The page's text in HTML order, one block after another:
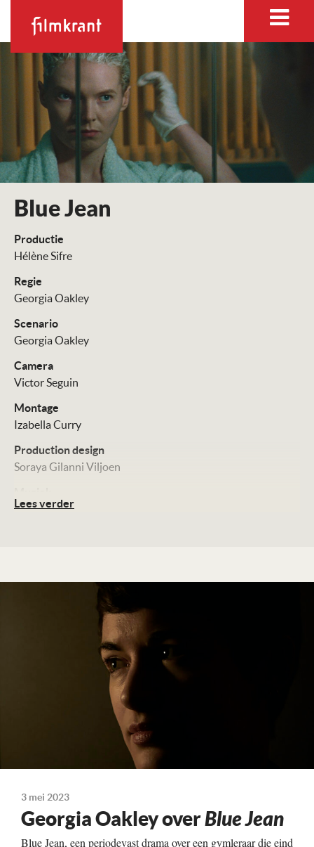
Blue Jean
Productie
Hélène Sifre
Regie
Georgia Oakley
Scenario
Georgia Oakley
Camera
Victor Seguin
Montage
Izabella Curry
Production design
Soraya Gilanni Viljoen
Chris Roe
Technische Details
Verenigd Koninkrijk, 2022
Lees verder
3 mei 2023
Georgia Oakley overBlue Jean
Blue Jean, een periodevast drama over een gymleraar die eind